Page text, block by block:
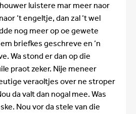
luistere mar meer naor
‘t engeltje, dan zal ‘t wel
nog meer op oe gewete
briefkes geschreve en ‘n
Wa stond er dan op die
praot zeker. Nije meneer
veraoltjes over ne stroper
da valt dan nogal mee. Was
Nou vor da stele van die